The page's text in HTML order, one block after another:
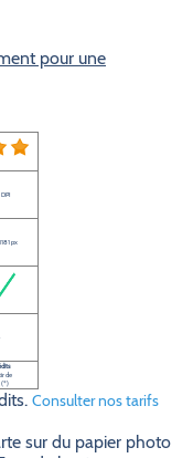
pour une
px
de
(*)
Consulter nos tarifs
sur du papier photo